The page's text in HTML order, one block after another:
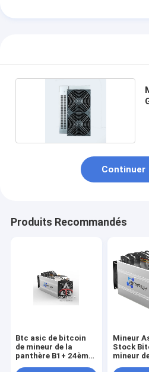
Continuer
Produits Recommandés
Btc asic de bitcoin
de mineur de la
panthère B1+ 24ème
Mineur
Stock
mineur